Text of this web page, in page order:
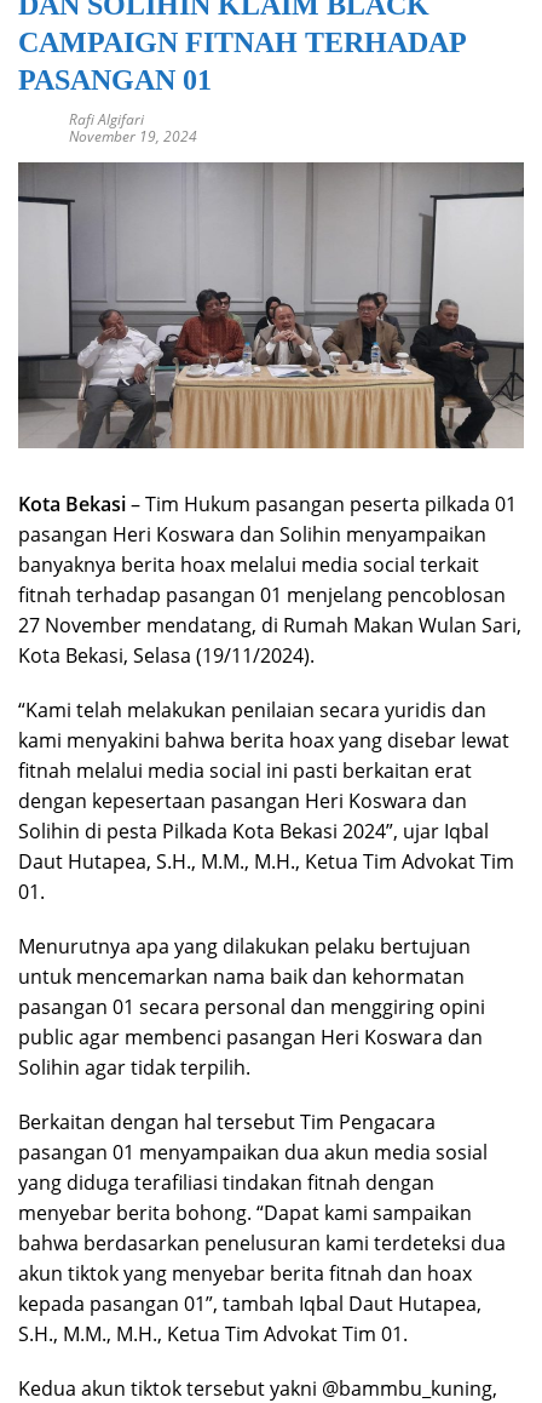
CAMPAIGN FITNAH TERHADAP
PASANGAN 01
Rafi Algifari
November 19, 2024
Kota Bekasi– Tim Hukum pasangan peserta pilkada 01
pasangan Heri Koswara dan Solihin menyampaikan
banyaknya berita hoax melalui media social terkait
fitnah terhadap pasangan 01 menjelang pencoblosan
27 November mendatang, di Rumah Makan Wulan Sari,
Kota Bekasi, Selasa (19/11/2024).
“Kami telah melakukan penilaian secara yuridis dan
kami menyakini bahwa berita hoax yang disebar lewat
fitnah melalui media social ini pasti berkaitan erat
dengan kepesertaan pasangan Heri Koswara dan
Solihin di pesta Pilkada Kota Bekasi 2024”, ujar Iqbal
Daut Hutapea, S.H., M.M., M.H., Ketua Tim Advokat Tim
01.
Menurutnya apa yang dilakukan pelaku bertujuan
untuk mencemarkan nama baik dan kehormatan
pasangan 01 secara personal dan menggiring opini
public agar membenci pasangan Heri Koswara dan
Solihin agar tidak terpilih.
Berkaitan dengan hal tersebut Tim Pengacara
pasangan 01 menyampaikan dua akun media sosial
yang diduga terafiliasi tindakan fitnah dengan
menyebar berita bohong. “Dapat kami sampaikan
bahwa berdasarkan penelusuran kami terdeteksi dua
akun tiktok yang menyebar berita fitnah dan hoax
kepada pasangan 01”, tambah Iqbal Daut Hutapea,
S.H., M.M., M.H., Ketua Tim Advokat Tim 01.
Kedua akun tiktok tersebut yakni @bammbu_kuning,